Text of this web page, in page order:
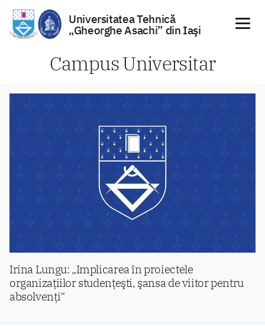
Universitatea Tehnică
„Gheorghe Asachi” din Iaşi
Campus Universitar
Irina Lungu: „Implicarea în proiectele
organizaţiilor studenţeşti, şansa de viitor pentru
absolvenţi“